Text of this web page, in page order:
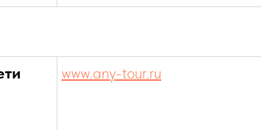
www.any-tour.ru